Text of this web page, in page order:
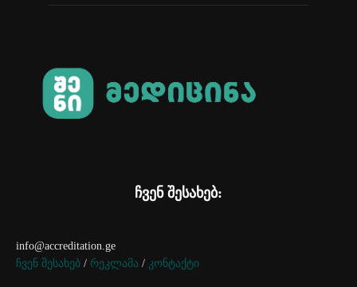
ჩვენ შესახებ:
info@accreditation.ge
ჩვენ შესახებ / რეკლამა / კონტაქტი